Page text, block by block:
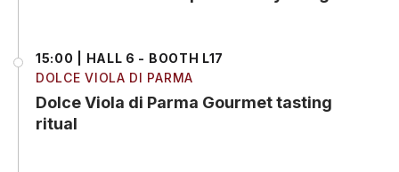
15:00 | HALL 6 - BOOTH L17
DOLCE VIOLA DI PARMA
Dolce Viola di Parma Gourmet tasting
ritual